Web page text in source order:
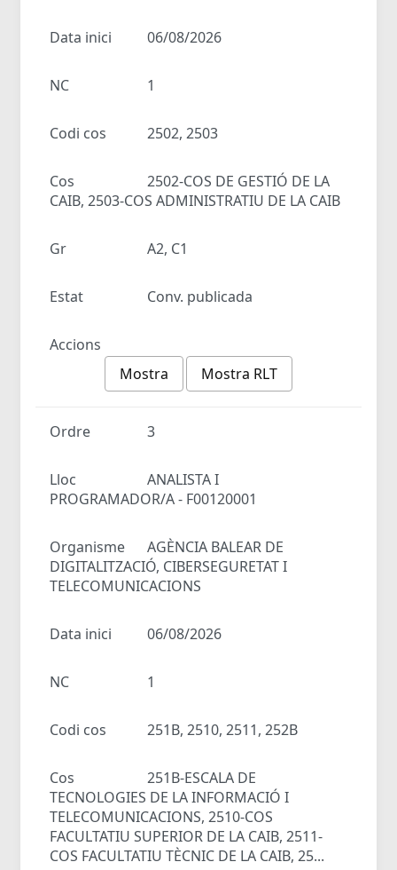
Data inici 06/08/2026
NC 1
Codi cos 2502, 2503
Cos
2502-COS DE GESTIÓ DE LA
CAIB, 2503-COS ADMINISTRATIU DE LA CAIB
Gr A2, C1
Estat Conv. publicada
Accions
Mostra
Mostra RLT
Ordre 3
Lloc
ANALISTA I
PROGRAMADOR/A - F00120001
Organisme
AGÈNCIA BALEAR DE
DIGITALITZACIÓ, CIBERSEGURETAT I
TELECOMUNICACIONS
Data inici 06/08/2026
NC 1
Codi cos 251B, 2510, 2511, 252B
Cos
251B-ESCALA DE
TECNOLOGIES DE LA INFORMACIÓ I
TELECOMUNICACIONS, 2510-COS
FACULTATIU SUPERIOR DE LA CAIB, 2511-
COS FACULTATIU TÈCNIC DE LA CAIB, 25...